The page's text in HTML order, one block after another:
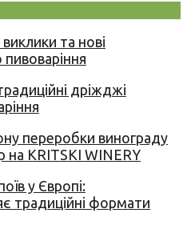
та нові
пивоваріння
дріжджі
переробки винограду
на KRITSKI WINERY
у Європі:
традиційні формати